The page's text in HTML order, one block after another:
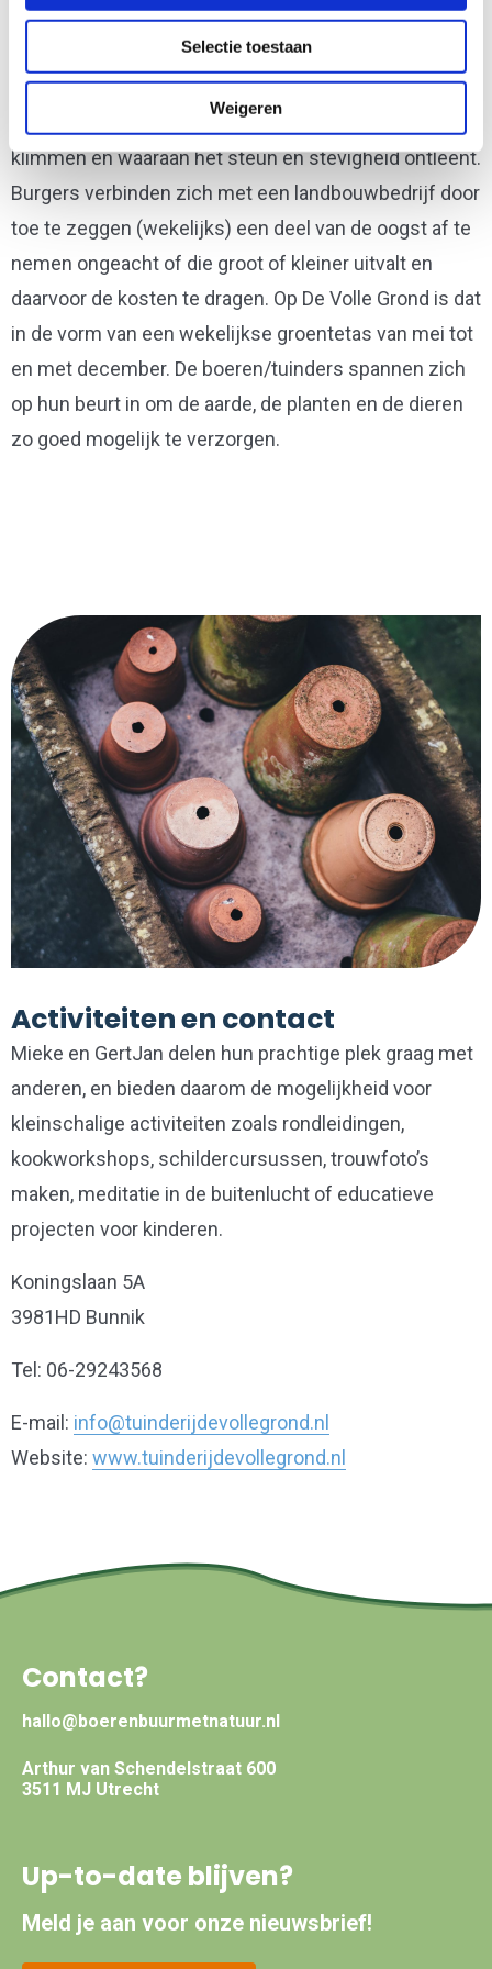
Selectie toestaan
Weigeren
Agriculture. Het woord Pergola staat symbool voor de
relatie tussen de klant en het boerenbedrijf: de
deelnemers vormen het symbolische geraamte
waarlangs de plant -het boerenbedrijf- op kan
klimmen en waaraan het steun en stevigheid ontleent.
Burgers verbinden zich met een landbouwbedrijf door
toe te zeggen (wekelijks) een deel van de oogst af te
nemen ongeacht of die groot of kleiner uitvalt en
daarvoor de kosten te dragen. Op De Volle Grond is dat
in de vorm van een wekelijkse groentetas van mei tot
en met december. De boeren/tuinders spannen zich
op hun beurt in om de aarde, de planten en de dieren
zo goed mogelijk te verzorgen.
Activiteiten en contact
Mieke en GertJan delen hun prachtige plek graag met
anderen, en bieden daarom de mogelijkheid voor
kleinschalige activiteiten zoals rondleidingen,
kookworkshops, schildercursussen, trouwfoto’s
maken, meditatie in de buitenlucht of educatieve
projecten voor kinderen.
Koningslaan 5A
3981HD Bunnik
Tel: 06-29243568
E-mail: info@tuinderijdevollegrond.nl
Website: www.tuinderijdevollegrond.nl
Contact?
hallo@boerenbuurmetnatuur.nl
Arthur van Schendelstraat 600
3511 MJ Utrecht
Up-to-date blijven?
Meld je aan voor onze nieuwsbrief!